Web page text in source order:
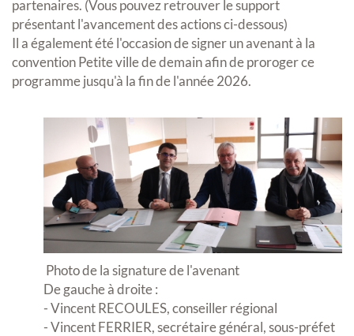
partenaires. (Vous pouvez retrouver le support
présentant l'avancement des actions ci-dessous)
Il a également été l'occasion de signer un avenant à la
convention Petite ville de demain afin de proroger ce
programme jusqu'à la fin de l'année 2026.
Photo de la signature de l'avenant
De gauche à droite :
- Vincent RECOULES, conseiller régional
- Vincent FERRIER, secrétaire général, sous-préfet